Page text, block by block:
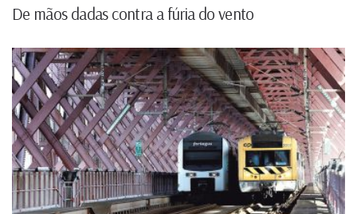
De mãos dadas contra a fúria do vento